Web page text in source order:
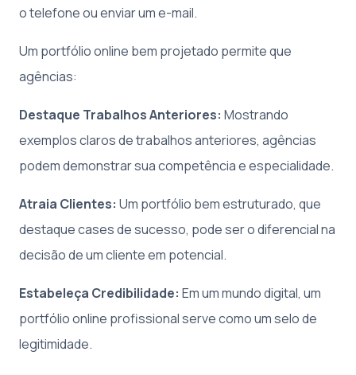
o telefone ou enviar um e-mail.
Um portfólio online bem projetado permite que
agências:
Destaque Trabalhos Anteriores: Mostrando
exemplos claros de trabalhos anteriores, agências
podem demonstrar sua competência e especialidade.
Atraia Clientes: Um portfólio bem estruturado, que
destaque cases de sucesso, pode ser o diferencial na
decisão de um cliente em potencial.
Estabeleça Credibilidade: Em um mundo digital, um
portfólio online profissional serve como um selo de
legitimidade.